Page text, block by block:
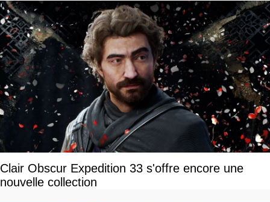
Clair Obscur Expedition 33 s'offre encore une
nouvelle collection